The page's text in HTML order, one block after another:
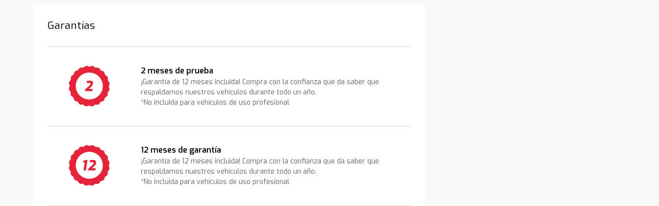
Garantías
2 meses de prueba
¡Garantía de 12 meses incluida! Compra con la confianza que da saber que
respaldamos nuestros vehículos durante todo un año.
*No incluida para vehículos de uso profesional
12 meses de garantía
¡Garantía de 12 meses incluida! Compra con la confianza que da saber que
respaldamos nuestros vehículos durante todo un año.
*No incluida para vehículos de uso profesional